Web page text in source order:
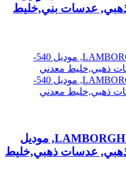
ذهبي, عدسات بني,خليط
نظارة شمسية,ماركة LAMBORGHINI-Y20, موديل
ذهبي, عدسات ذهبي,خليط